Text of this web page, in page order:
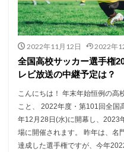
2022年11月12日 2022年
全国高校サッカー選手権
レビ放送の中継予定は？
こんにちは！ 年末年始恒例の高
こと、 2022年度・第101回全国
年12月28日(水)に開幕し、2023
場に開催されます。 昨年は、名
達成した選手権ですが、今年